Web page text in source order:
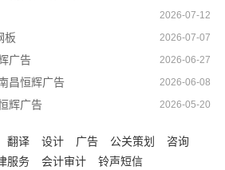
2026-07-12
板 2026-07-07
广告 2026-06-27
昌恒辉广告 2026-06-08
辉广告 2026-05-20
翻译 设计 广告 公关策划
咨询
服务 会计审计
铃声短信